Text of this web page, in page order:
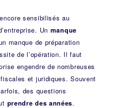
sensibilisés au
. Un manque
manque de préparation
de l’opération. Il faut
engendre de nombreuses
et juridiques. Souvent
des questions
prendre des années.